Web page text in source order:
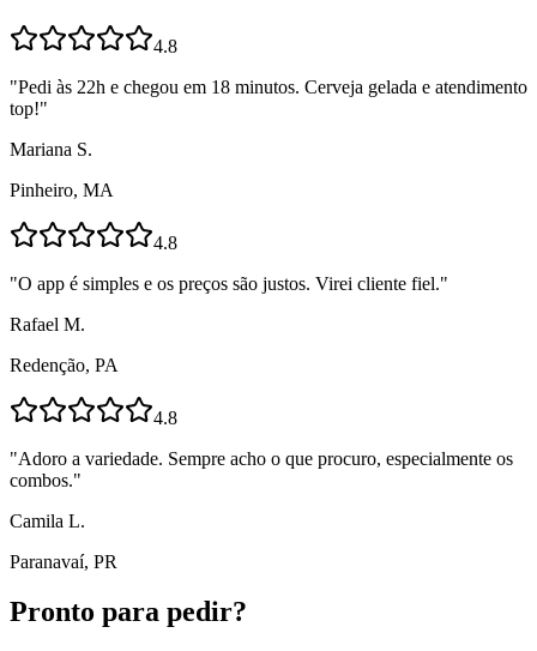
4.8
"Pedi às 22h e chegou em 18 minutos. Cerveja gelada e atendimento
top!"
Mariana S.
Pinheiro, MA
4.8
"O app é simples e os preços são justos. Virei cliente fiel."
Rafael M.
Redenção, PA
4.8
"Adoro a variedade. Sempre acho o que procuro, especialmente os
combos."
Camila L.
Paranavaí, PR
Pronto para pedir?